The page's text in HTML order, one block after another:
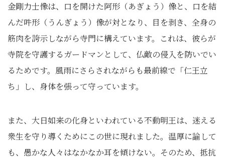
金剛力士像は、口を開けた阿形（あぎょう）像と、口を結
んだ吽形（うんぎょう）像が対となり、目を剥き、全身の
筋肉を誇示しながら寺門に構えています。これは、彼らが
寺院を守護するガードマンとして、仏敵の侵入を防いでい
るためです。風雨にさらされながらも最前線で「仁王立
ち」し、身体を張って守っています。
また、大日如来の化身といわれている不動明王は、迷える
衆生を守り導くためにこの世に現れました。温厚に諭して
も、愚かな人々はなかなか耳を傾けない。そのため、抵抗